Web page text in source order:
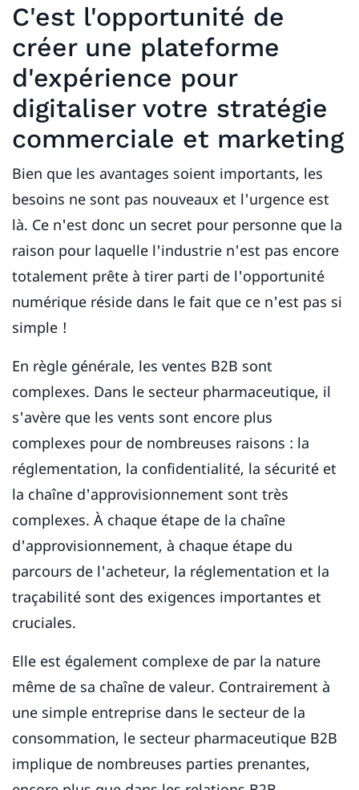
C'est l'opportunité de
créer une plateforme
d'expérience pour
digitaliser votre stratégie
commerciale et marketing
Bien que les avantages soient importants, les
besoins ne sont pas nouveaux et l'urgence est
là. Ce n'est donc un secret pour personne que la
raison pour laquelle l'industrie n'est pas encore
totalement prête à tirer parti de l'opportunité
numérique réside dans le fait que ce n'est pas si
simple !
En règle générale, les ventes B2B sont
complexes. Dans le secteur pharmaceutique, il
s'avère que les vents sont encore plus
complexes pour de nombreuses raisons : la
réglementation, la confidentialité, la sécurité et
la chaîne d'approvisionnement sont très
complexes. À chaque étape de la chaîne
d'approvisionnement, à chaque étape du
parcours de l'acheteur, la réglementation et la
traçabilité sont des exigences importantes et
cruciales.
Elle est également complexe de par la nature
même de sa chaîne de valeur. Contrairement à
une simple entreprise dans le secteur de la
consommation, le secteur pharmaceutique B2B
implique de nombreuses parties prenantes,